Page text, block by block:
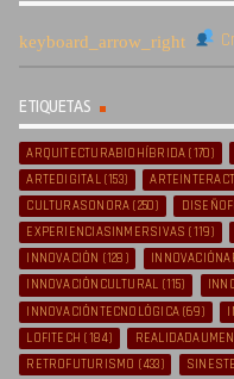
ETIQUETAS
ARQUITECTURABIOHÍBRIDA (170)
ARTEDIGITAL(153)
CULTURASONORA (250)
EXPERIENCIASINMERSIVAS (119)
INNOVACIÓN (128)
INNOVACIÓNCULTURAL (115)
INNOVACIÓNTECNOLÓGICA (69)
LOFITECH (184)
RETROFUTURISMO (433)